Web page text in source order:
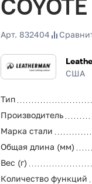
Арт. 832404
США
Тип
Производитель
Марка стали
Общая длина (мм)
Вес (г)
Количество функций